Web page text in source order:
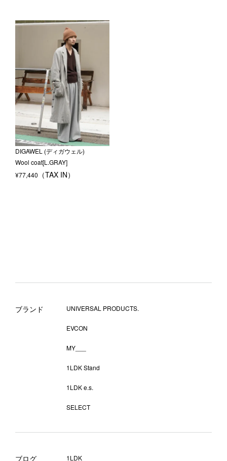
DIGAWEL (ディガウェル)
Wool coat[L.GRAY]
¥77,440
ブランド UNIVERSAL PRODUCTS.
EVCON
MY___
1LDK Stand
1LDK e.s.
SELECT
ブログ 1LDK